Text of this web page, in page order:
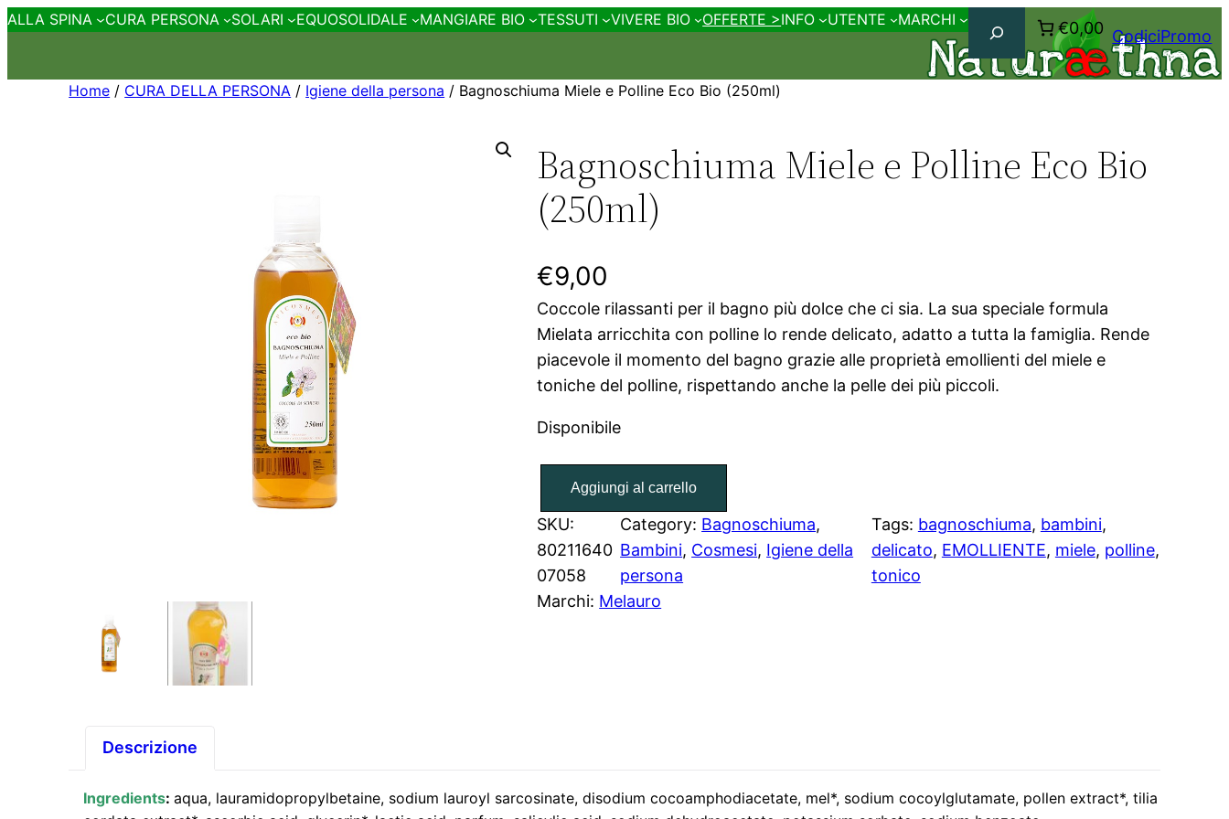
ALLA SPINA CURA PERSONA SOLARI EQUOSOLIDALE MANGIARE BIO TESSUTI VIVERE BIO OFFERTE >INFO UTENTE MARCHI Cerca €0,00 CodiciPromo
Home / CURA DELLA PERSONA / Igiene della persona / Bagnoschiuma Miele e Polline Eco Bio (250ml)
Bagnoschiuma Miele e Polline Eco Bio
(250ml)
€9,00
Coccole rilassanti per il bagno più dolce che ci sia. La sua speciale formula
Mielata arricchita con polline lo rende delicato, adatto a tutta la famiglia. Rende
piacevole il momento del bagno grazie alle proprietà emollienti del miele e
toniche del polline, rispettando anche la pelle dei più piccoli.
Disponibile
B
g
n
o
s
i
Aggiungi al carrello
SKU:
80211640
07058
Category: Bagnoschiuma
Bambini, Cosmesi, Igiene della
persona
Tags: bagnoschiuma, bambini
delicato, EMOLLIENTE, miele, polline
tonico
Marchi: Melauro
Descrizione
Ingredients:aqua, lauramidopropylbetaine, sodium lauroyl sarcosinate, disodium cocoamphodiacetate, mel*, sodium cocoylglutamate, pollen extract*, tilia